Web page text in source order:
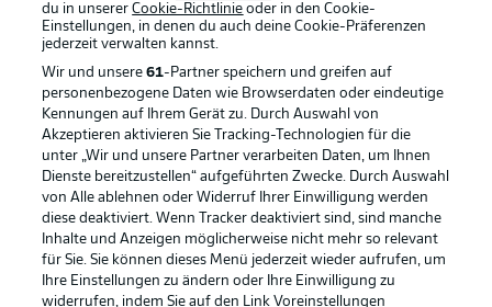
Rechtliche Hinweise Voreinstellungen verwalten
Datenschutz Nutzungsbedingungen
Kontakt Jobs
Impressum Partner
du in unsererCookie-Richtlinie oder in den Cookie-
Einstellungen, in denen du auch deine Cookie-Präferenzen
jederzeit verwalten kannst.
Wir und unsere61-Partner speichern und greifen auf
personenbezogene Daten wie Browserdaten oder eindeutige
Kennungen auf Ihrem Gerät zu. Durch Auswahl von
Akzeptieren aktivieren Sie Tracking-Technologien für die
unter „Wir und unsere Partner verarbeiten Daten, um Ihnen
Dienste bereitzustellen“ aufgeführten Zwecke. Durch Auswahl
von Alle ablehnen oder Widerruf Ihrer Einwilligung werden
diese deaktiviert. Wenn Tracker deaktiviert sind, sind manche
Inhalte und Anzeigen möglicherweise nicht mehr so relevant
für Sie. Sie können dieses Menü jederzeit wieder aufrufen, um
Ihre Einstellungen zu ändern oder Ihre Einwilligung zu
widerrufen, indem Sie auf den Link Voreinstellungen